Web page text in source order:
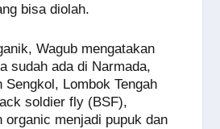
bisa diolah.
Wagub mengatakan
sudah ada di Narmada,
Sengkol, Lombok Tengah
soldier fly (BSF),
organic menjadi pupuk dan